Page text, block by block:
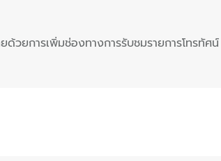
ด้วยการเพิ่มช่องทางการรับชมรายการโทรทัศน์